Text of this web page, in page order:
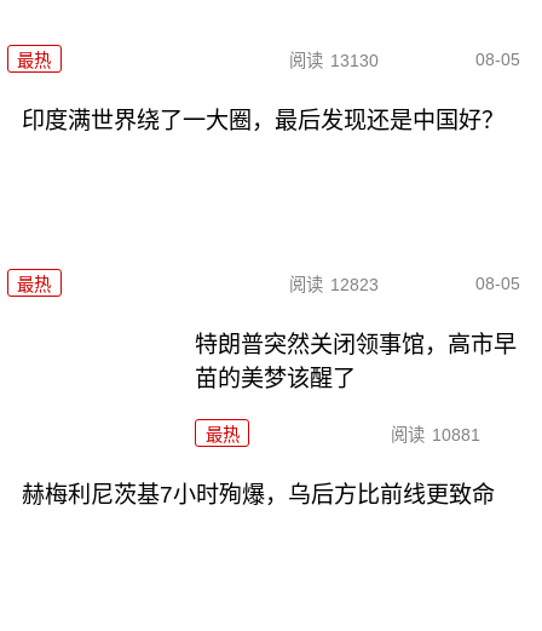
最热 阅读 13130 08-05
印度满世界绕了一大圈，最后发现还是中国好？
最热 阅读 12823 08-05
特朗普突然关闭领事馆，高市早
苗的美梦该醒了
最热 阅读 10881
赫梅利尼茨基7小时殉爆，乌后方比前线更致命